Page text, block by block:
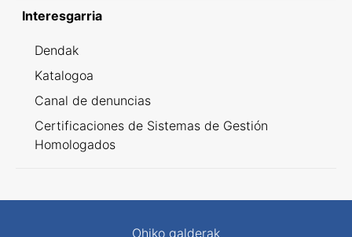
Interesgarria
Dendak
Katalogoa
Canal de denuncias
Certificaciones de Sistemas de Gestión
Homologados
Ohiko galderak